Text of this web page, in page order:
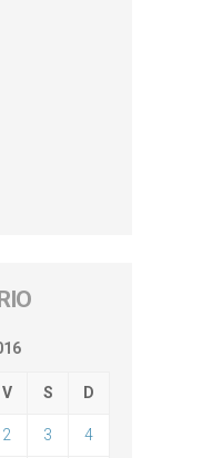
V S D
2 3 4